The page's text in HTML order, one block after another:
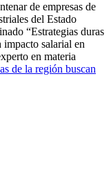
de empresas de
del Estado
“Estrategias duras
impacto salarial en
en materia
de la región buscan